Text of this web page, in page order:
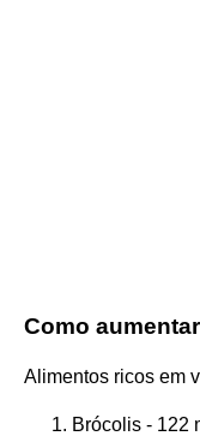
Como
Alimentos ricos em
Brócolis - 122